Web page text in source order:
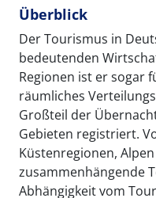
Überblick
Der Tourismus in
bedeutenden
Regionen ist er sogar
räumliches
Großteil der
Gebieten registriert.
Küstenregionen,
zusammenhängende
Abhängigkeit vom